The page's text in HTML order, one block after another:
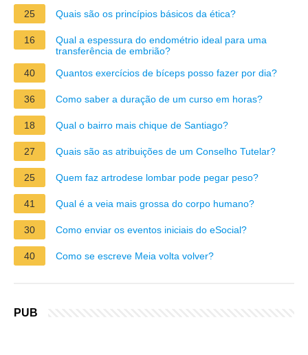
25 Quais são os princípios básicos da ética?
16
Qual a espessura do endométrio ideal para uma
transferência de embrião?
40
Quantos exercícios de bíceps posso fazer por dia?
36 Como saber a duração de um curso em horas?
18 Qual o bairro mais chique de Santiago?
27 Quais são as atribuições de um Conselho Tutelar?
25 Quem faz artrodese lombar pode pegar peso?
41 Qual é a veia mais grossa do corpo humano?
30 Como enviar os eventos iniciais do eSocial?
40 Como se escreve Meia volta volver?
PUB